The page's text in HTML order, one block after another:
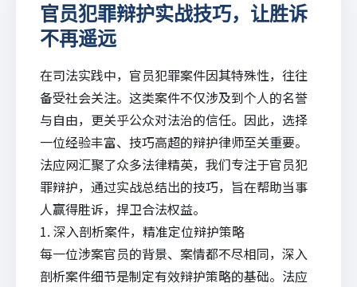
官员犯罪辩护实战技巧，让胜诉
不再遥远
在司法实践中，官员犯罪案件因其特殊性，往往
备受社会关注。这类案件不仅涉及到个人的名誉
与自由，更关乎公众对法治的信任。因此，选择
一位经验丰富、技巧高超的辩护律师至关重要。
法应网汇聚了众多法律精英，我们专注于官员犯
罪辩护，通过实战总结出的技巧，旨在帮助当事
人赢得胜诉，捍卫合法权益。
1. 深入剖析案件，精准定位辩护策略
每一位涉案官员的背景、案情都不尽相同，深入
剖析案件细节是制定有效辩护策略的基础。 法应